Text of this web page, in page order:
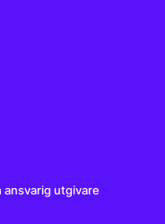
utgivare